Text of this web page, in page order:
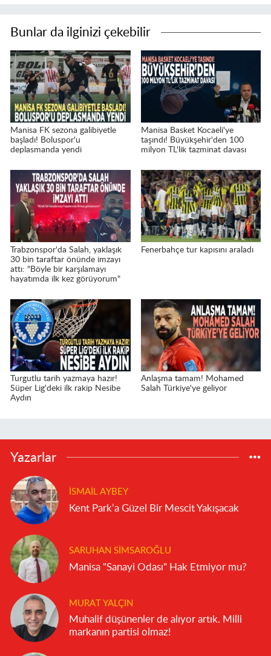
Bunlar da ilginizi çekebilir
Manisa FK sezona galibiyetle
başladı! Boluspor'u
deplasmanda yendi
Manisa Basket Kocaeli'ye
taşındı! Büyükşehir'den 100
milyon TL'lik tazminat davası
Trabzonspor'da Salah, yaklaşık
30 bin taraftar önünde imzayı
attı: "Böyle bir karşılamayı
hayatımda ilk kez görüyorum"
Fenerbahçe tur kapısını araladı
Turgutlu tarih yazmaya hazır!
Süper Lig'deki ilk rakip Nesibe
Aydın
Anlaşma tamam! Mohamed
Salah Türkiye'ye geliyor
Yazarlar
İSMAIL AYBEY
Kent Park’a Güzel Bir Mescit Yakışacak
SARUHAN SIMSAROĞLU
Manisa "Sanayi Odası" Hak Etmiyor mu?
MURAT YALÇIN
Muhalif düşünenler de alıyor artık. Milli
markanın partisi olmaz!